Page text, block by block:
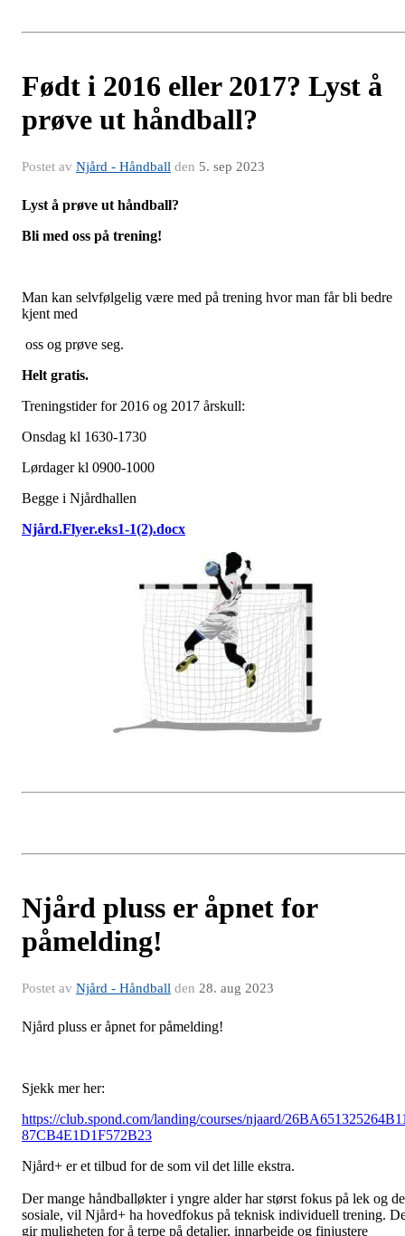
Født i 2016 eller 2017? Lyst å
prøve ut håndball?
Postet av Njård - Håndball den 5. sep 2023
Lyst å prøve ut håndball?
Bli med oss på trening!
Man kan selvfølgelig være med på trening hvor man får bli bedre
kjent med
oss og prøve seg.
Helt gratis.
Treningstider for 2016 og 2017 årskull:
Onsdag kl 1630-1730
Lørdager kl 0900-1000
Begge i Njårdhallen
Njård.Flyer.eks1-1(2).docx
Njård pluss er åpnet for
påmelding!
Postet av Njård - Håndball den 28. aug 2023
Njård pluss er åpnet for påmelding!
Sjekk mer her:
https://club.spond.com/landing/courses/njaard/
87CB4E1D1F572B23
Njård+ er et tilbud for de som vil det lille ekstra.
Der mange håndballøkter i yngre alder har størst fokus på lek og
sosiale, vil Njård+ ha hovedfokus på teknisk individuell trening.
gir muligheten for å terpe på detaljer, innarbeide og finjustere